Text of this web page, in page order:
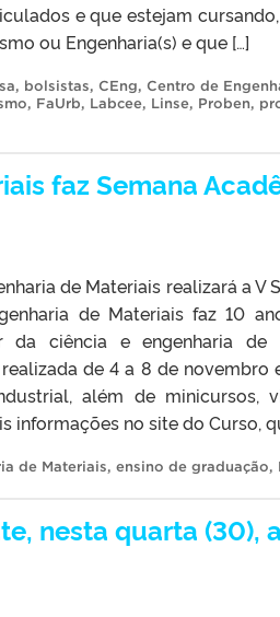
e que estejam
ou Engenharia(s) e que […]
, bolsistas, CEng, Centro de
, FaUrb, Labcee, Linse, Proben,
faz Semana
de Materiais realizará a V
de Materiais faz 10
da ciência e engenharia de
de 4 a 8 de
além de minicursos,
informações no site do Curso,
de Materiais, ensino de graduação,
nesta quarta (30),